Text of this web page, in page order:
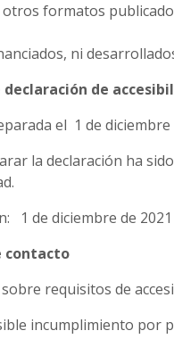
otros formatos
ni
de
el 1 de diciembre
la declaración ha
1 de diciembre de 2021
contacto
requisitos de
incumplimiento por